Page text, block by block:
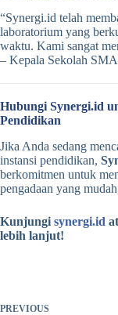
“Synergi.id telah
laboratorium yang
waktu. Kami sangat
– Kepala Sekolah
Hubungi Synergi.id
Pendidikan
Jika Anda sedang
instansi pendidikan,
berkomitmen untuk
pengadaan yang
Kunjungi synergi.id
lebih lanjut!
PREVIOUS